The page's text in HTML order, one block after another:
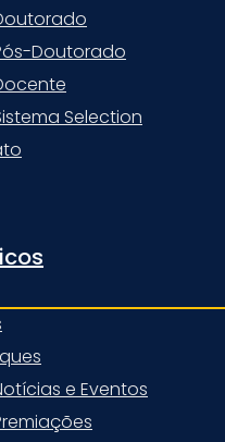
Doutorado
Selection
e Eventos